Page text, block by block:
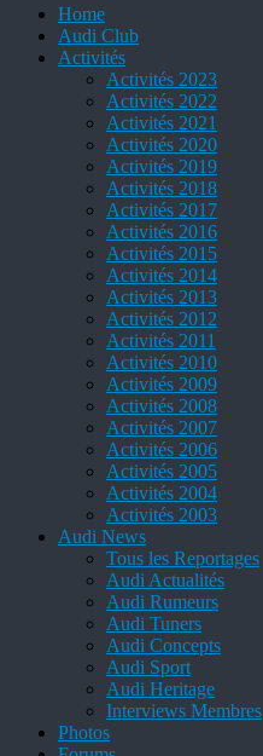
Home
Audi Club
Activités
Activités 2023
Activités 2022
Activités 2021
Activités 2020
Activités 2019
Activités 2018
Activités 2017
Activités 2016
Activités 2015
Activités 2014
Activités 2013
Activités 2012
Activités 2011
Activités 2010
Activités 2009
Activités 2008
Activités 2007
Activités 2006
Activités 2005
Activités 2004
Activités 2003
Audi News
Tous les Reportages
Audi Actualités
Audi Rumeurs
Audi Tuners
Audi Concepts
Audi Sport
Audi Heritage
Interviews Membres
Photos